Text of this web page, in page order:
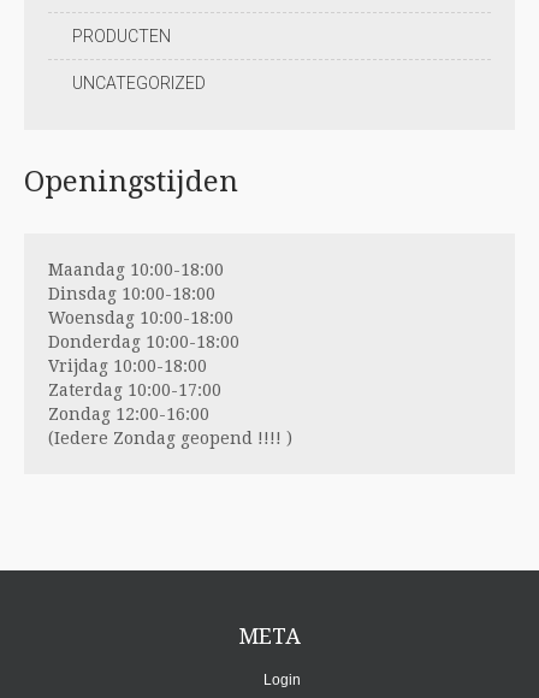
PRODUCTEN
UNCATEGORIZED
Openingstijden
Maandag 10:00-18:00
Dinsdag 10:00-18:00
Woensdag 10:00-18:00
Donderdag 10:00-18:00
Vrijdag 10:00-18:00
Zaterdag 10:00-17:00
Zondag 12:00-16:00
(Iedere Zondag geopend !!!! )
META
Login